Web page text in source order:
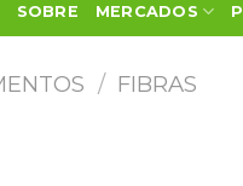
SOBRE MERCADOS
/ FIBRAS